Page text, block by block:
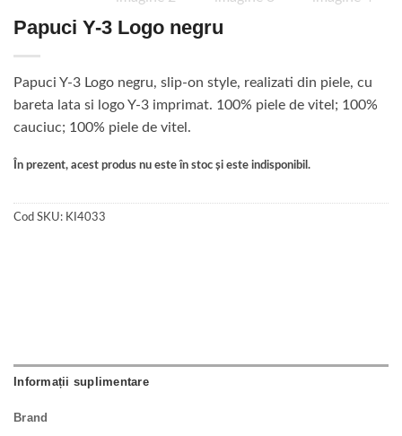
Papuci Y-3 Logo negru
Papuci Y-3 Logo negru, slip-on style, realizati din piele, cu
bareta lata si logo Y-3 imprimat. 100% piele de vitel; 100%
cauciuc; 100% piele de vitel.
În prezent, acest produs nu este în stoc și este indisponibil.
Cod SKU: KI4033
Informații suplimentare
Brand